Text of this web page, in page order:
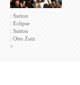
: Sutton
: Eclipse
: Sutton
: Otto Zutz
>